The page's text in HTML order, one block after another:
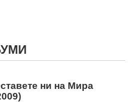
ни на Мира